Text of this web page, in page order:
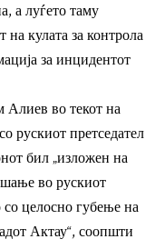
а луѓето таму
на кулата за контрола
за инцидентот
Алиев во текот на
рускиот претседател
бил „изложен на
во рускиот
целосно губење на
Актау“, соопшти